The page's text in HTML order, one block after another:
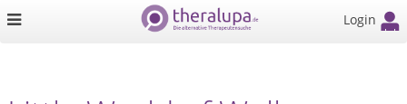
Login